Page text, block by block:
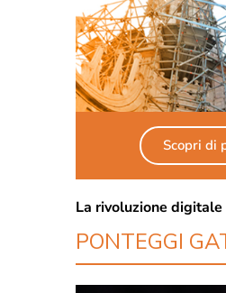
Scopri di
La rivoluzione digitale
PONTEGGI